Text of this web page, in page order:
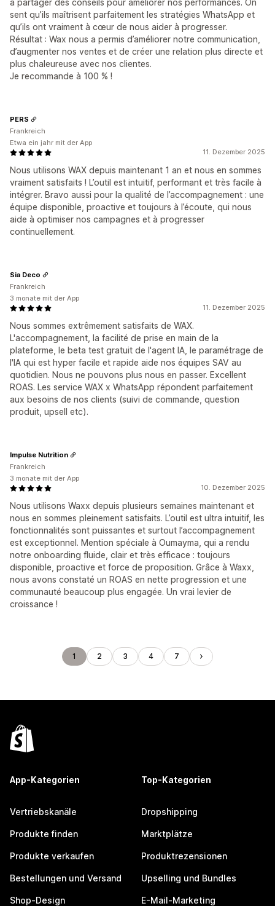
à partager des conseils pour améliorer nos performances. On
sent qu’ils maîtrisent parfaitement les stratégies WhatsApp et
qu’ils ont vraiment à cœur de nous aider à progresser.
Résultat : Wax nous a permis d’améliorer notre communication,
d’augmenter nos ventes et de créer une relation plus directe et
plus chaleureuse avec nos clientes.
Je recommande à 100 % !
11. Dezember 2025
Nous utilisons WAX depuis maintenant 1 an et nous en sommes
vraiment satisfaits ! L’outil est intuitif, performant et très facile à
intégrer. Bravo aussi pour la qualité de l’accompagnement : une
équipe disponible, proactive et toujours à l’écoute, qui nous
aide à optimiser nos campagnes et à progresser
continuellement.
PERS
Frankreich
Etwa ein jahr mit der App
11. Dezember 2025
Nous sommes extrêmement satisfaits de WAX.
L'accompagnement, la facilité de prise en main de la
plateforme, le beta test gratuit de l'agent IA, le paramétrage de
l'IA qui est hyper facile et rapide aide nos équipes SAV au
quotidien. Nous ne pouvons plus nous en passer. Excellent
ROAS. Les service WAX x WhatsApp répondent parfaitement
aux besoins de nos clients (suivi de commande, question
produit, upsell etc).
Sia Deco
Frankreich
3 monate mit der App
10. Dezember 2025
Nous utilisons Waxx depuis plusieurs semaines maintenant et
nous en sommes pleinement satisfaits. L’outil est ultra intuitif, les
fonctionnalités sont puissantes et surtout l’accompagnement
est exceptionnel. Mention spéciale à Oumayma, qui a rendu
notre onboarding fluide, clair et très efficace : toujours
disponible, proactive et force de proposition. Grâce à Waxx,
nous avons constaté un ROAS en nette progression et une
communauté beaucoup plus engagée. Un vrai levier de
croissance !
Impulse Nutrition
Frankreich
3 monate mit der App
1 2 3 4 7
App-Kategorien
Vertriebskanäle
Produkte finden
Produkte verkaufen
Bestellungen und Versand
Shop-Design
Top-Kategorien
Dropshipping
Marktplätze
Produktrezensionen
Upselling und Bundles
E-Mail-Marketing